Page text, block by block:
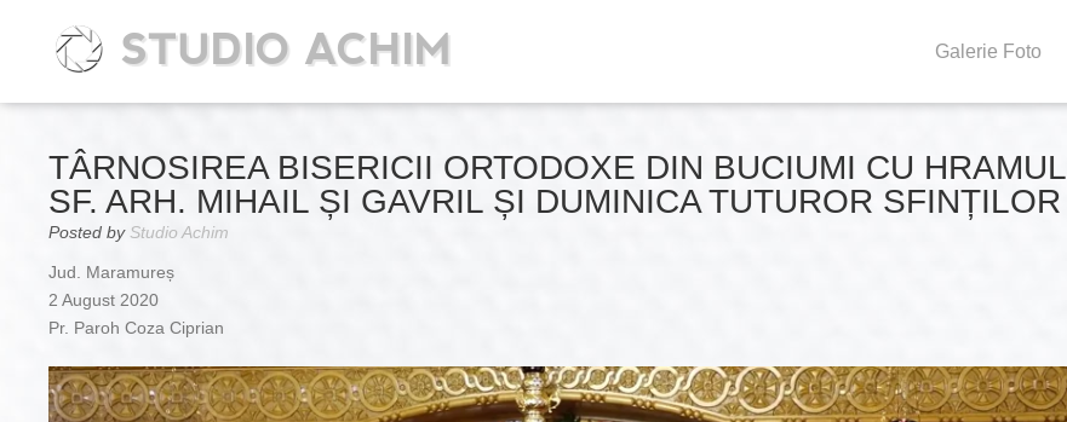
STUDIO ACHIM Galerie Foto
TÂRNOSIREA BISERICII ORTODOXE DIN BUCIUMI CU HRAMUL
SF. ARH. MIHAIL ȘI GAVRIL ȘI DUMINICA TUTUROR SFINȚILOR
Posted by Studio Achim
Jud. Maramureș
2 August 2020
Pr. Paroh Coza Ciprian